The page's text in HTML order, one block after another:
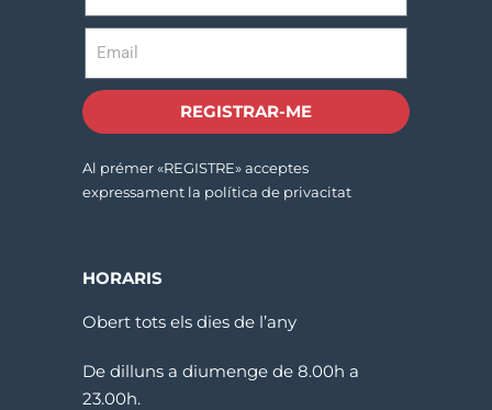
REGISTRAR-ME
Al prémer «REGISTRE» acceptes
expressament la política de privacitat
HORARIS
Obert tots els dies de l’any
De dilluns a diumenge de 8.00h a
23.00h.